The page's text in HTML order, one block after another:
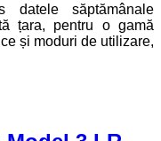
datele săptămânale
țara, pentru o gamă
și moduri de utilizare,